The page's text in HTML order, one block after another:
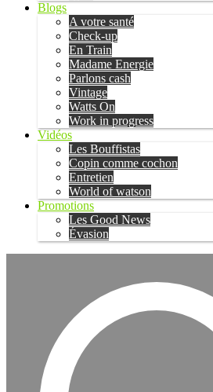
Blogs
A votre santé
Check-up
En Train
Madame Energie
Parlons cash
Vintage
Watts On
Work in progress
Vidéos
Les Bouffistas
Copin comme cochon
Entretien
World of watson
Promotions
Les Good News
Évasion